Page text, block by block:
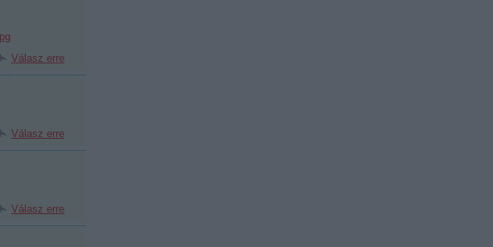
Válasz erre
Válasz erre
Válasz erre